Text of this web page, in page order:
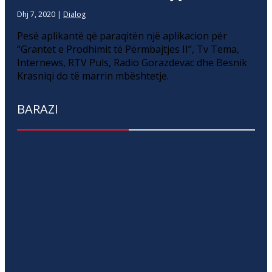
Dhj 7, 2020 | Dialog
Pesë aplikantë që paraqitën një aplikacion për
“Grantet e Prodhimit të Përmbajtjes II”, Tv Tema,
Internews, RTV Puls, Radio Gorazdevac dhe Besnik
Krasniqi do të marrin mbështetje.
BARAZI